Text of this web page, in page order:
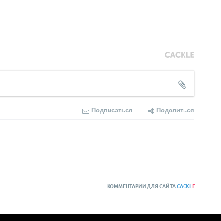
Подписаться Поделиться
КОММЕНТАРИИ ДЛЯ САЙТАCACKL E